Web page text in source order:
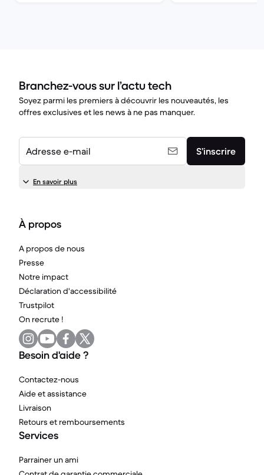
Branchez-vous sur l’actu tech
Soyez parmi les premiers à découvrir les nouveautés, les
offres exclusives et les news à ne pas manquer.
Adresse e-mail S’inscrire
En savoir plus
À propos
A propos de nous
Presse
Notre impact
Déclaration d'accessibilité
Trustpilot
On recrute !
Besoin d'aide ?
Contactez-nous
Aide et assistance
Livraison
Retours et remboursements
Services
Parrainer un ami